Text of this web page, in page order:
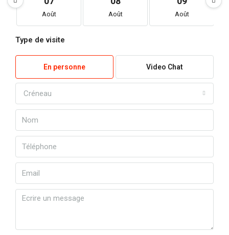
Août Août Août
Type de visite
En personne Video Chat
Créneau